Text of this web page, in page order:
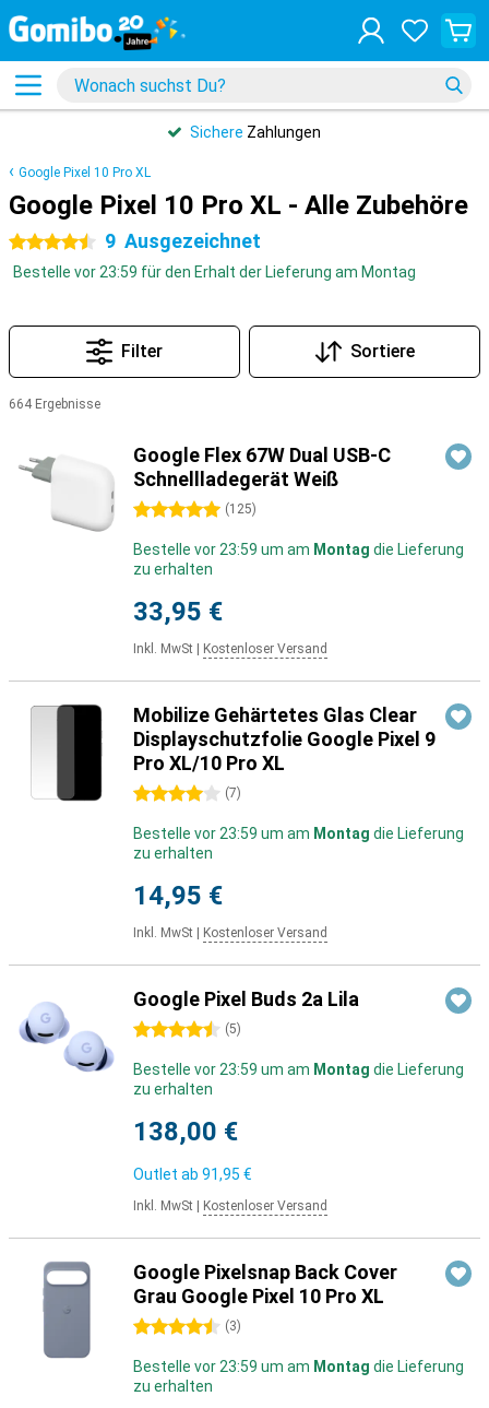
Sichere Zahlungen
Google Pixel 10 Pro XL
Google Pixel 10 Pro XL - Alle Zubehöre
4.5 Sterne 9 Ausgezeichnet
Bestelle vor 23:59 für den Erhalt der Lieferung am Montag
Filter Sortiere
664 Ergebnisse
Google Flex 67W Dual USB-C
Schnellladegerät Weiß
5 Sterne (125)
Bestelle vor 23:59 um am Montag die Lieferung
zu erhalten
33,95 €
Inkl. MwSt Kostenloser Versand
Mobilize Gehärtetes Glas Clear
Displayschutzfolie Google Pixel 9
Pro XL/10 Pro XL
4 Sterne (7)
Bestelle vor 23:59 um am Montag die Lieferung
zu erhalten
14,95 €
Inkl. MwSt Kostenloser Versand
Google Pixel Buds 2a Lila
4.5 Sterne (5)
Bestelle vor 23:59 um am Montag die Lieferung
zu erhalten
138,00 €
Outlet ab 91,95 €
Inkl. MwSt Kostenloser Versand
Google Pixelsnap Back Cover
Grau Google Pixel 10 Pro XL
4.5 Sterne (3)
Bestelle vor 23:59 um am Montag die Lieferung
zu erhalten